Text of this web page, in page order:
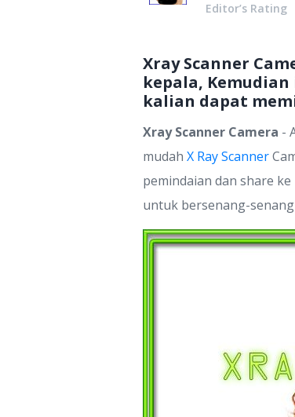
Editor’s Rating
Xray Scanner
kepala, Kemudian
kalian dapat
Xray Scanner Camera -
mudah X Ray Scanner
pemindaian dan share ke
untuk bersenang-